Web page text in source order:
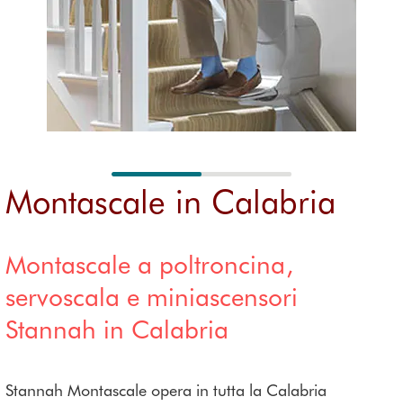
dritte
Montascale
esterni
Prezzi dei
montascale
interno
post-
vendita
Approfon
dimenti
frequenti
Rece
nsio
ni
degli
utent
i
Montascale in Calabria
Montascale a poltroncina,
servoscala e miniascensori
Stannah in Calabria
Stannah Montascale opera in tutta la Calabria